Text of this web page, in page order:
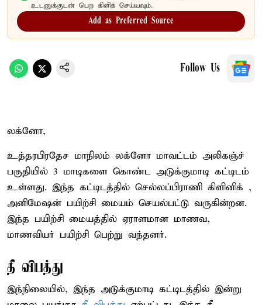
உடனுக்குடன் பெற கிளிக் செய்யவும்.
Add as Preferred Source
Follow Us
லக்னோ,
உத்தரபிரதேச மாநிலம் லக்னோ மாவட்டம் அலிகஞ்ச்
பகுதியில் 3 மாடிகளை கொண்ட அடுக்குமாடி கட்டிடம்
உள்ளது. இந்த கட்டிடத்தில் செல்லப்பிராணி கிளினிக் ,
அனிமேஷன் பயிற்சி மையம் செயல்பட்டு வருகின்றன.
இந்த பயிற்சி மையத்தில் ஏராளமான மாணவ,
மாணவியர் பயிற்சி பெற்று வந்தனர்.
தீ விபத்து
இந்நிலையில், இந்த அடுக்குமாடி கட்டிடத்தில் இன்று